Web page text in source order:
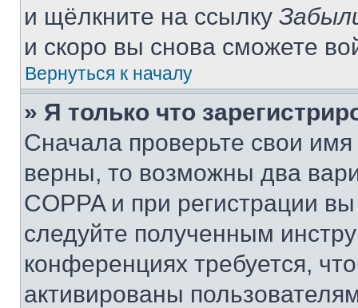
и щёлкните на ссылку
и скоро вы снова сможете
Вернуться к началу
» Я только что
Сначала проверьте свои
верны, то возможны два
COPPA и при регистрации
следуйте полученным
конференциях требуется,
активированы